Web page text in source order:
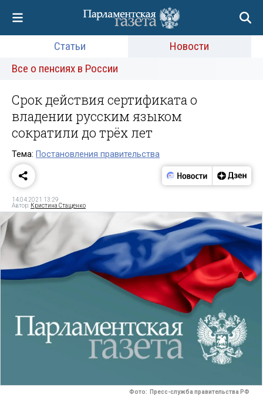
Статьи
Новости
Все о пенсиях в России
Срок действия сертификата о
владении русским языком
сократили до трёх лет
Тема: Постановления правительства
14.04.2021 13:29
Автор: Кристина Стащенко
Фото: Пресс-служба правительства РФ